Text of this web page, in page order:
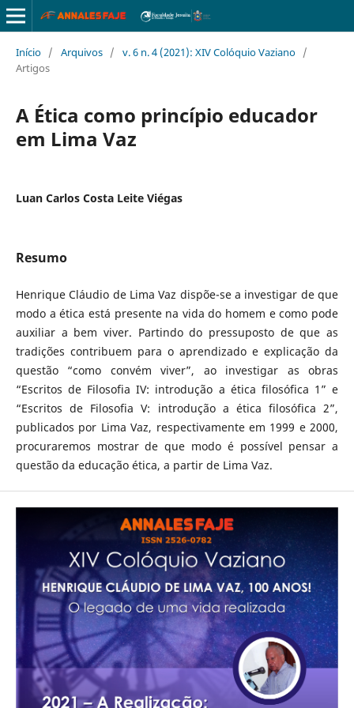
Início / Arquivos / v. 6 n. 4 (2021): XIV Colóquio Vaziano /
Artigos
A Ética como princípio educador
em Lima Vaz
Luan Carlos Costa Leite Viégas
Resumo
Henrique Cláudio de Lima Vaz dispõe-se a investigar de que
modo a ética está presente na vida do homem e como pode
auxiliar a bem viver. Partindo do pressuposto de que as
tradições contribuem para o aprendizado e explicação da
questão “como convém viver”, ao investigar as obras
“Escritos de Filosofia IV: introdução a ética filosófica 1” e
“Escritos de Filosofia V: introdução a ética filosófica 2”,
publicados por Lima Vaz, respectivamente em 1999 e 2000,
procuraremos mostrar de que modo é possível pensar a
questão da educação ética, a partir de Lima Vaz.